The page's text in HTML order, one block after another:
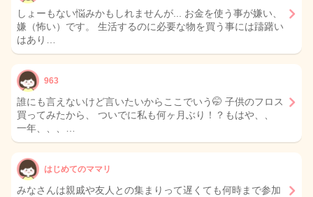
しょーもない悩みかもしれませんが... お金を使う事が嫌い、
嫌（怖い）です。 生活するのに必要な物を買う事には躊躇い
はあり…
963
誰にも言えないけど言いたいからここでいう🤭 子供のフロス
買ってみたから、 ついでに私も何ヶ月ぶり！？もはや、、
一年、、、…
はじめてのママリ
みなさんは親戚や友人との集まりって遅くても何時まで参加